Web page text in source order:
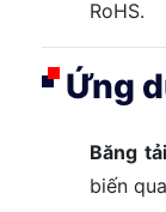
RoHS.
Ứng
Băng
biến